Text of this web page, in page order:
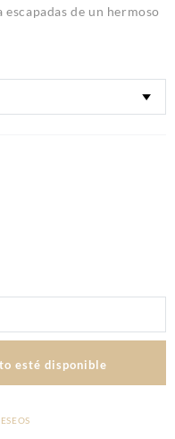
de un hermoso
esté disponible